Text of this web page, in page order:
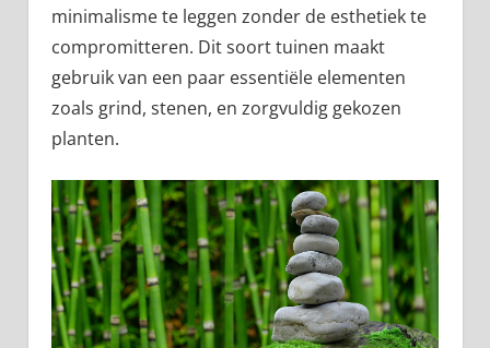
minimalisme te leggen zonder de esthetiek te
compromitteren. Dit soort tuinen maakt
gebruik van een paar essentiële elementen
zoals grind, stenen, en zorgvuldig gekozen
planten.